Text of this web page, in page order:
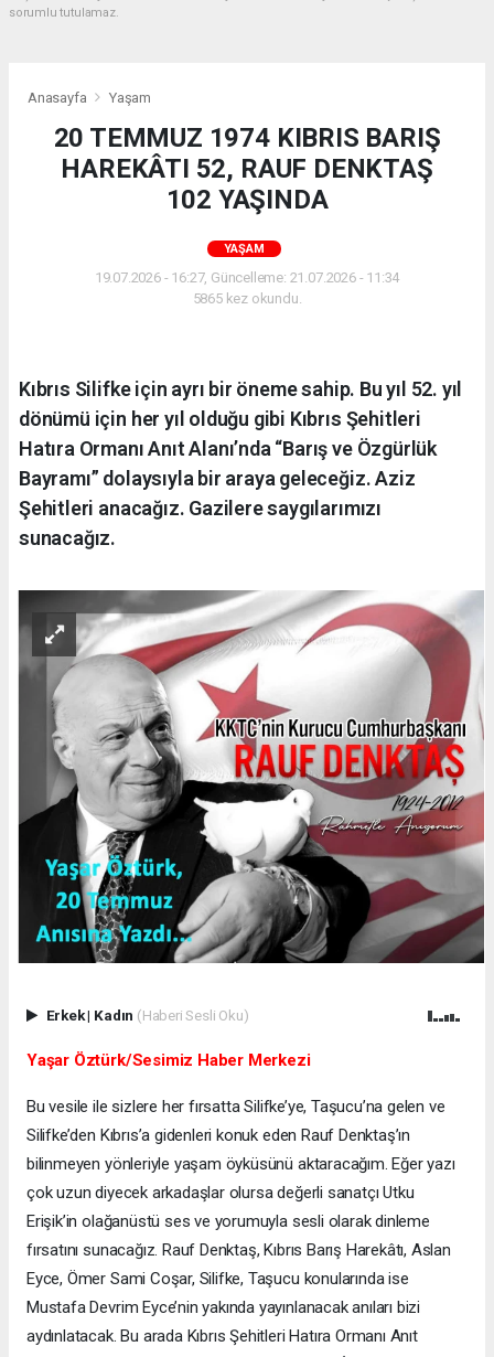
sorumlu tutulamaz.
Anasayfa Yaşam
20 TEMMUZ 1974 KIBRIS BARIŞ
HAREKÂTI 52, RAUF DENKTAŞ
102 YAŞINDA
YAŞAM
19.07.2026 - 16:27, Güncelleme: 21.07.2026 - 11:34
5865 kez okundu.
Kıbrıs Silifke için ayrı bir öneme sahip. Bu yıl 52. yıl
dönümü için her yıl olduğu gibi Kıbrıs Şehitleri
Hatıra Ormanı Anıt Alanı’nda “Barış ve Özgürlük
Bayramı” dolaysıyla bir araya geleceğiz. Aziz
Şehitleri anacağız. Gazilere saygılarımızı
sunacağız.
Erkek| Kadın (Haberi Sesli Oku)
Yaşar Öztürk/Sesimiz Haber Merkezi
Bu vesile ile sizlere her fırsatta Silifke’ye, Taşucu’na gelen ve
Silifke’den Kıbrıs’a gidenleri konuk eden Rauf Denktaş’ın
bilinmeyen yönleriyle yaşam öyküsünü aktaracağım. Eğer yazı
çok uzun diyecek arkadaşlar olursa değerli sanatçı Utku
Erişik’in olağanüstü ses ve yorumuyla sesli olarak dinleme
fırsatını sunacağız. Rauf Denktaş, Kıbrıs Barış Harekâtı, Aslan
Eyce, Ömer Sami Coşar, Silifke, Taşucu konularında ise
Mustafa Devrim Eyce’nin yakında yayınlanacak anıları bizi
aydınlatacak. Bu arada Kıbrıs Şehitleri Hatıra Ormanı Anıt